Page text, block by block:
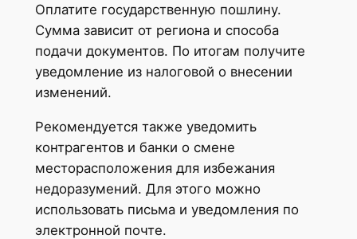
Оплатите государственную пошлину.
Сумма зависит от региона и способа
подачи документов. По итогам получите
уведомление из налоговой о внесении
изменений.
Рекомендуется также уведомить
контрагентов и банки о смене
месторасположения для избежания
недоразумений. Для этого можно
использовать письма и уведомления по
электронной почте.